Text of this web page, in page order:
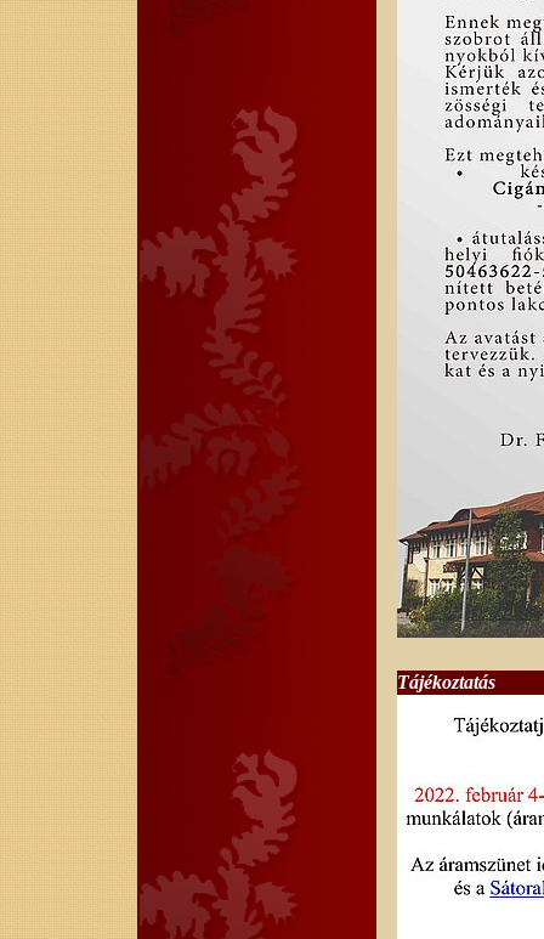
Tájékoztatás